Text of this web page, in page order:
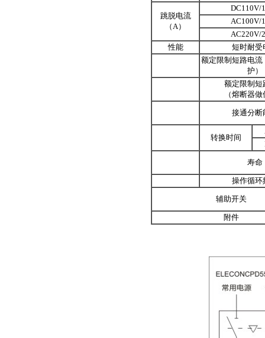
跳脱电流
（A）
DC110V/
AC100V/
AC220V/
性能
短时耐受
额定限制短路电流
护）
额定限制短
（熔断器
接通分断
转换时间
寿命
操作循环
辅助开关
附件